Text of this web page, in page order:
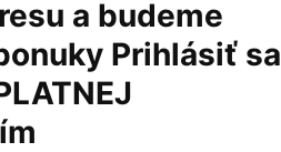
a budeme
Prihlásiť sa